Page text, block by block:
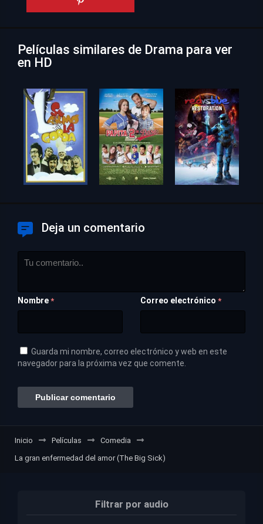
Películas similares de Drama para ver
en HD
Deja un comentario
Nombre * Correo electrónico *
Guarda mi nombre, correo electrónico y web en este
navegador para la próxima vez que comente.
Inicio Películas
Comedia
La gran enfermedad del amor (The Big Sick)
Filtrar por audio